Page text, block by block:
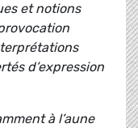
et notions
d’expression
à l’aune